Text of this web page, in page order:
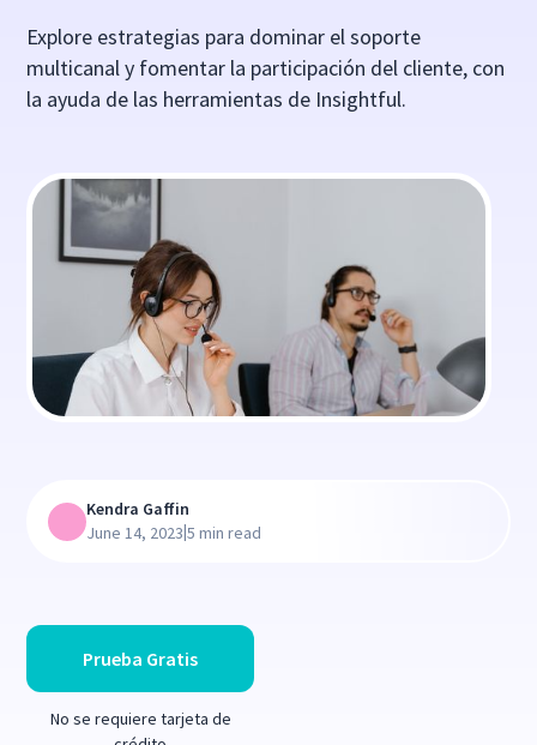
Explore estrategias para dominar el soporte
multicanal y fomentar la participación del cliente, con
la ayuda de las herramientas de Insightful.
Prueba Gratis
No se requiere tarjeta de
Kendra Gaffin
June 14, 2023|5 min read